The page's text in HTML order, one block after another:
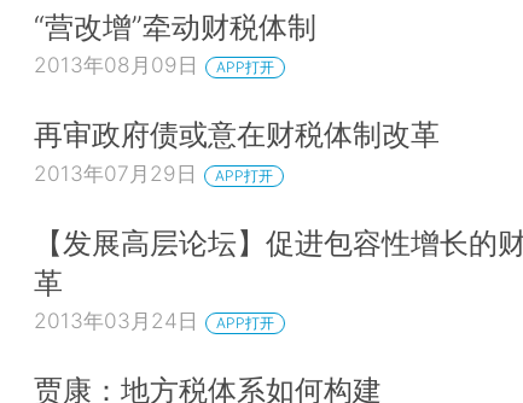
“营改增”牵动财税体制
2013年08月09日 APP打开
再审政府债或意在财税体制改革
2013年07月29日 APP打开
【发展高层论坛】促进包容性增长的
革
2013年03月24日 APP打开
贾康：地方税体系如何构建